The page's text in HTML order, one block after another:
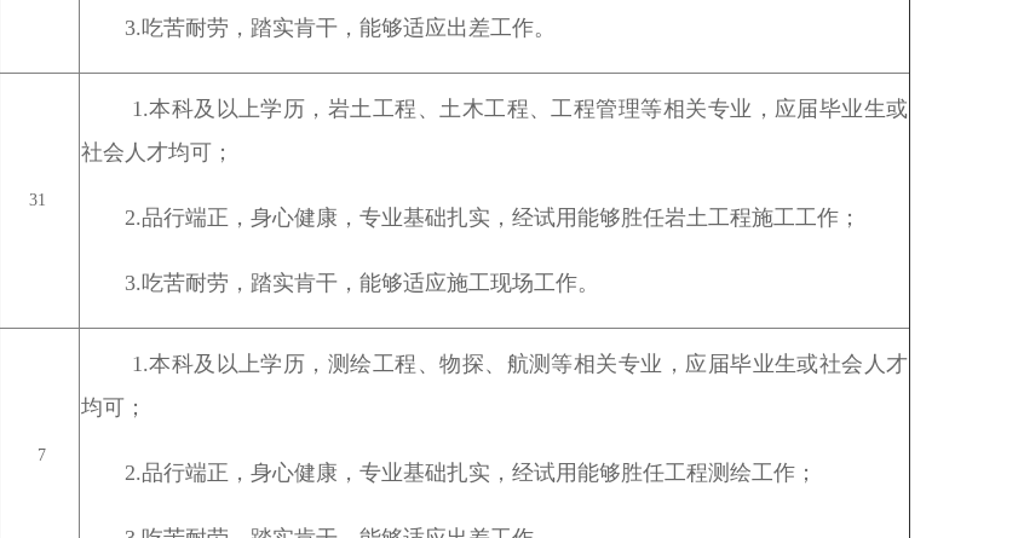
3.吃苦耐劳，踏实肯干，能够适应出差工作。
31
1.本科及以上学历，岩土工程、土木工程、工程管理等相关专业，应届毕业生或
社会人才均可；
2.品行端正，身心健康，专业基础扎实，经试用能够胜任岩土工程施工工作；
3.吃苦耐劳，踏实肯干，能够适应施工现场工作。
7
1.本科及以上学历，测绘工程、物探、航测等相关专业，应届毕业生或社会人才
均可；
2.品行端正，身心健康，专业基础扎实，经试用能够胜任工程测绘工作；